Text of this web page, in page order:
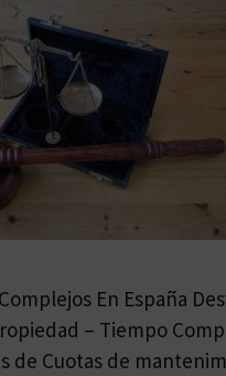
En España
– Tiempo
de Cuotas de